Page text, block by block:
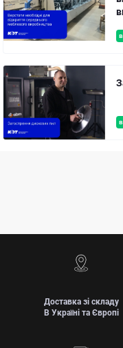
Доставка зі складу
В Україні та Європі